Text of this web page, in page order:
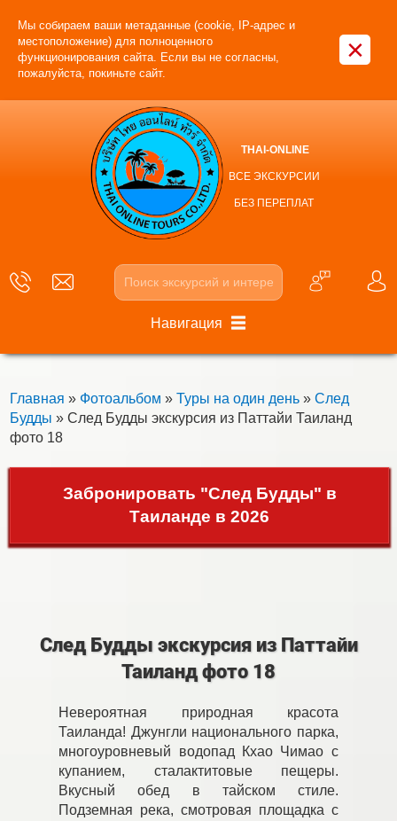
Мы собираем ваши метаданные (cookie, IP-адрес и
местоположение) для полноценного
функционирования сайта. Если вы не согласны,
пожалуйста, покиньте сайт.
×
THAI-ONLINE
ВСЕ ЭКСКУРСИИ
БЕЗ ПЕРЕПЛАТ
Навигация
Главная » Фотоальбом » Туры на один день» След
Будды » След Будды экскурсия из Паттайи Таиланд
фото 18
Забронировать "След Будды" в
Таиланде в 2026
След Будды экскурсия из Паттайи
Таиланд фото 18
Невероятная природная красота
Таиланда! Джунгли национального парка,
многоуровневый водопад Кхао Чимао с
купанием, сталактитовые пещеры.
Вкусный обед в тайском стиле.
Подземная река, смотровая площадка с